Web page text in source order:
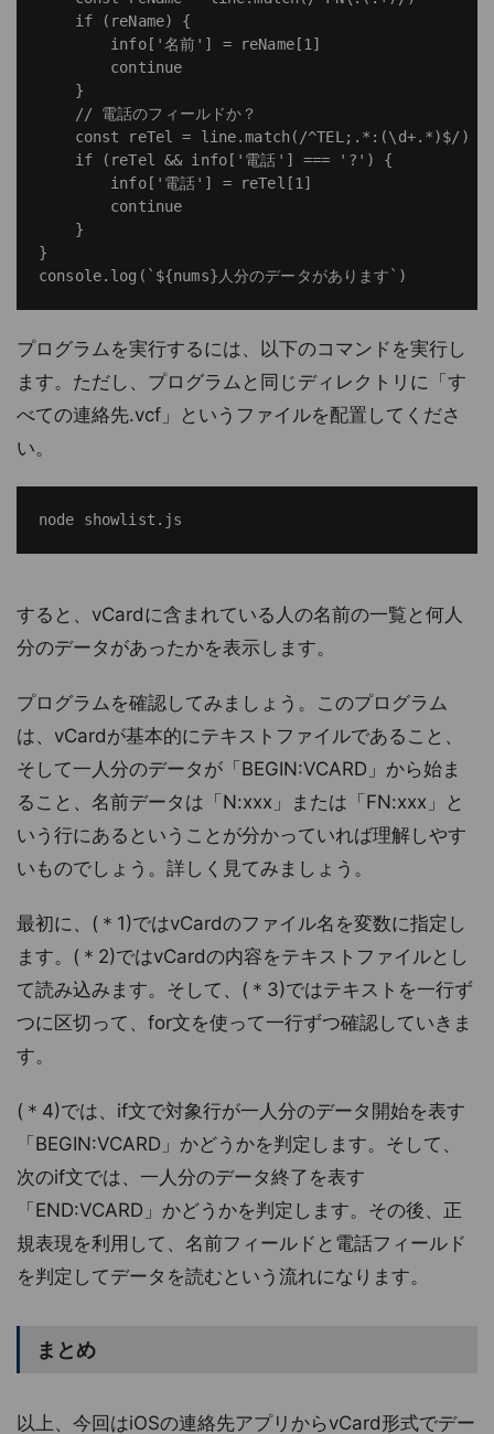
    if (reName) {
        info['名前'] = reName[1]
        continue
    }
    // 電話のフィールドか？
    const reTel = line.match(/^TEL;.*:(\d+.*)$/)
    if (reTel && info['電話'] === '?') {
        info['電話'] = reTel[1]
        continue
    }
}
プログラムを実行するには、以下のコマンドを実行し
ます。ただし、プログラムと同じディレクトリに「す
べての連絡先.vcf」というファイルを配置してくださ
い。
すると、vCardに含まれている人の名前の一覧と何人
分のデータがあったかを表示します。
プログラムを確認してみましょう。このプログラム
は、vCardが基本的にテキストファイルであること、
そして一人分のデータが「BEGIN:VCARD」から始ま
ること、名前データは「N:xxx」または「FN:xxx」と
いう行にあるということが分かっていれば理解しやす
いものでしょう。詳しく見てみましょう。
最初に、(＊1)ではvCardのファイル名を変数に指定し
ます。(＊2)ではvCardの内容をテキストファイルとし
て読み込みます。そして、(＊3)ではテキストを一行ず
つに区切って、for文を使って一行ずつ確認していきま
す。
(＊4)では、if文で対象行が一人分のデータ開始を表す
「BEGIN:VCARD」かどうかを判定します。そして、
次のif文では、一人分のデータ終了を表す
「END:VCARD」かどうかを判定します。その後、正
規表現を利用して、名前フィールドと電話フィールド
を判定してデータを読むという流れになります。
まとめ
以上、今回はiOSの連絡先アプリからvCard形式でデー